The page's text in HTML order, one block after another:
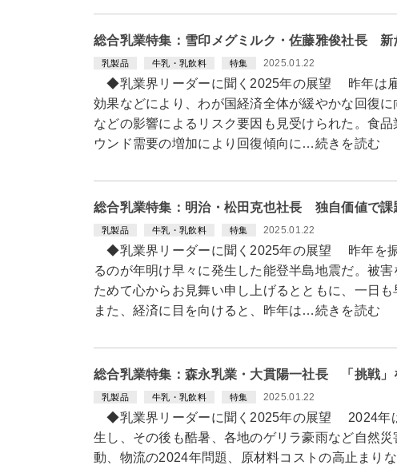
総合乳業特集：雪印メグミルク・佐藤雅俊社長 新
乳製品 牛乳・乳飲料 特集 2025.01.22
◆乳業界リーダーに聞く2025年の展望 昨年は雇
効果などにより、わが国経済全体が緩やかな回復
などの影響によるリスク要因も見受けられた。食
ウンド需要の増加により回復傾向に…続きを読む
総合乳業特集：明治・松田克也社長 独自価値で課
乳製品 牛乳・乳飲料 特集 2025.01.22
◆乳業界リーダーに聞く2025年の展望 昨年を振
るのが年明け早々に発生した能登半島地震だ。被
ためて心からお見舞い申し上げるとともに、一日も
また、経済に目を向けると、昨年は…続きを読む
総合乳業特集：森永乳業・大貫陽一社長 「挑戦」
乳製品 牛乳・乳飲料 特集 2025.01.22
◆乳業界リーダーに聞く2025年の展望 2024年
生し、その後も酷暑、各地のゲリラ豪雨など自然
動、物流の2024年問題、原材料コストの高止まり